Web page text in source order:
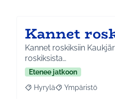
Kannet
Kannet roskiksiin
roskiksista…
Etenee jatkoon
Rajaa tulokset aihepiirin
Hyrylä Rajaa tulokset
Ympäristö